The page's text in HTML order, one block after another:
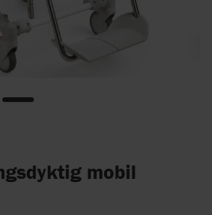
mobil